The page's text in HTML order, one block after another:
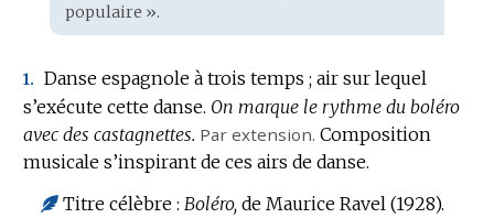
populaire ».
1. Danse espagnole à trois temps ; air sur lequel
s’exécute cette danse. On marque le rythme du boléro
avec des castagnettes. Par extension. Composition
musicale s’inspirant de ces airs de danse.
Titre célèbre : Boléro,de Maurice Ravel (1928).